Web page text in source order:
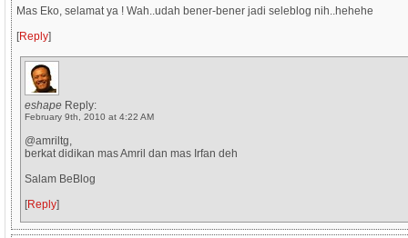
Mas Eko, selamat ya ! Wah..udah bener-bener jadi seleblog nih..hehehe
[Reply]
eshape Reply:
February 9th, 2010 at 4:22 AM
@amriltg,
berkat didikan mas Amril dan mas Irfan deh
Salam BeBlog
[Reply]